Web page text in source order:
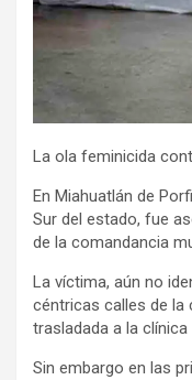
La ola feminicida
En Miahuatlán de
Sur del estado, fue
de la comandancia
La víctima, aún no
céntricas calles de la
trasladada a la clínica
Sin embargo en las